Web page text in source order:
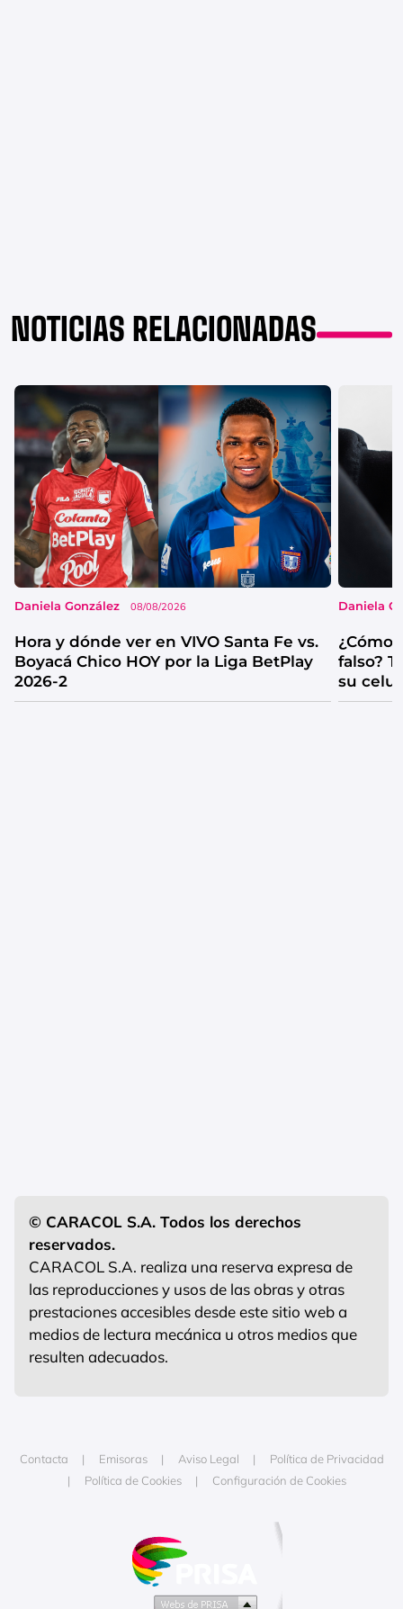
NOTICIAS RELACIONADAS
Daniela González 08/08/2026
Hora y dónde ver en VIVO Santa Fe vs.
Boyacá Chico HOY por la Liga BetPlay
2026-2
Daniela
¿Cómo
falso?
su
© CARACOL S.A. Todos los derechos
reservados.
CARACOL S.A. realiza una reserva expresa de
las reproducciones y usos de las obras y otras
prestaciones accesibles desde este sitio web a
medios de lectura mecánica u otros medios que
resulten adecuados.
Contacta Emisoras Aviso Legal
Política de Privacidad
Política de Cookies
Configuración de Cookies